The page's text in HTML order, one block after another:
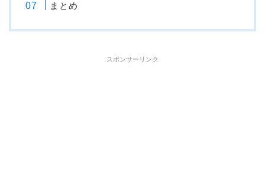
まとめ
スポンサーリンク